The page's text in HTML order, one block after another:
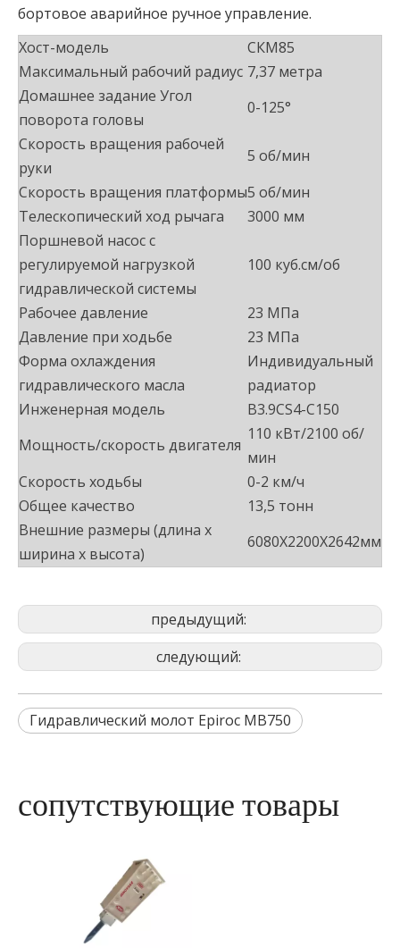
бортовое аварийное ручное управление.
Хост-модель
СКМ85
Максимальный рабочий радиус 7,37 метра
Домашнее задание Угол
поворота головы
0-125°
Скорость вращения рабочей
руки
5 об/мин
Скорость вращения платформы5 об/мин
Телескопический ход рычага
3000 мм
Поршневой насос с
регулируемой нагрузкой
гидравлической системы
100 куб.см/об
Рабочее давление
23 МПа
Давление при ходьбе
23 МПа
Форма охлаждения
гидравлического масла
Индивидуальный
радиатор
Инженерная модель
B3.9CS4-C150
Мощность/скорость двигателя
110 кВт/2100 об/
мин
Скорость ходьбы
0-2 км/ч
Общее качество
13,5 тонн
Внешние размеры (длина х
ширина х высота)
6080X2200X2642мм
предыдущий:
следующий:
Гидравлический молот Epiroc MB750
сопутствующие товары